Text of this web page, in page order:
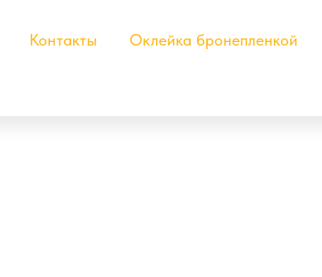
Контакты Оклейка бронепленкой